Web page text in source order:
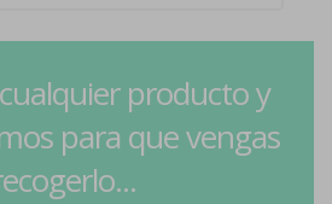
producto y
para que vengas